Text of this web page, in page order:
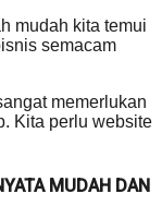
mudah kita temui
semacam
memerlukan
Kita perlu website
MUDAH DAN